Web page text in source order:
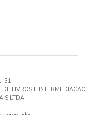
31
LIVROS E INTERMEDIACAO
LTDA